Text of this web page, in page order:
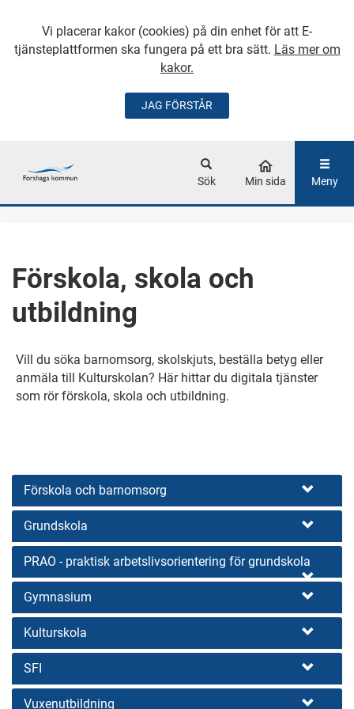
Vi placerar kakor (cookies) på din enhet för att E-
tjänsteplattformen ska fungera på ett bra sätt. Läs mer om
kakor.
JAG FÖRSTÅR
GÅ DIREKT TILL
Sök Min sida Meny
Förskola, skola och
utbildning
Vill du söka barnomsorg, skolskjuts, beställa betyg eller
anmäla till Kulturskolan? Här hittar du digitala tjänster
som rör förskola, skola och utbildning.
Förskola och barnomsorg
Grundskola
PRAO - praktisk arbetslivsorientering för grundskola
Gymnasium
Kulturskola
SFI
Vuxenutbildning